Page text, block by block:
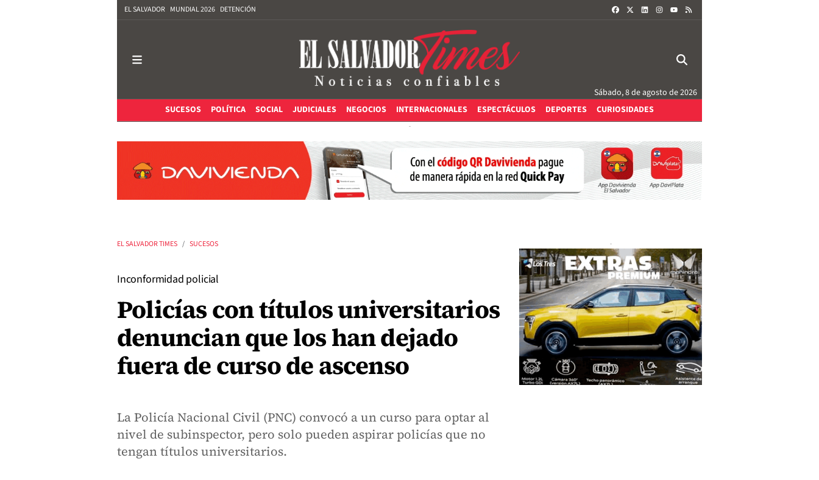
EL SALVADOR MUNDIAL 2026 DETENCIÓN FACEBOOKLINKEDININSTAGRAM
Sábado, 8 de agosto de 2026
SUCESOS
POLÍTICA SOCIAL JUDICIALES NEGOCIOS INTERNACIONALES ESPECTÁCULOS DEPORTES CURIOSIDADES
EL SALVADOR TIMES SUCESOS
Inconformidad policial
Policías con títulos universitarios
denuncian que los han dejado
fuera de curso de ascenso
La Policía Nacional Civil (PNC) convocó a un curso para optar al
nivel de subinspector, pero solo pueden aspirar policías que no
tengan títulos universitarios.